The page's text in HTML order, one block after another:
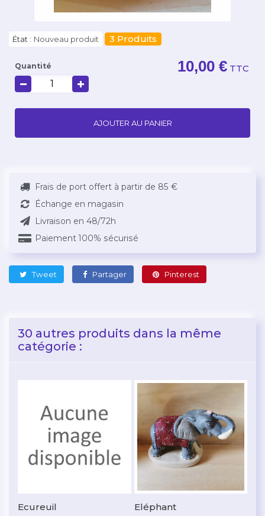
État : Nouveau produit 3 Produits
10,00 € TTC
Quantité
AJOUTER AU PANIER
Frais de port offert à partir de 85 €
Échange en magasin
Livraison en 48/72h
Paiement 100% sécurisé
Tweet Partager Pinterest
30 autres produits dans la même
catégorie :
Ecureuil Eléphant